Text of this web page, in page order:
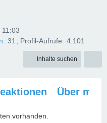
31 Profil-Aufrufe 4.101
Inhalte suchen
Über mich
vorhanden.